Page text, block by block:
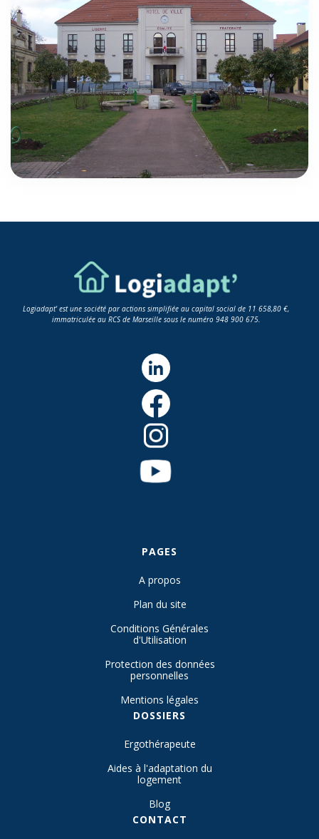
Logiadapt' est une société par actions simplifiée au capital social de 11 658,80 €,
immatriculée au RCS de Marseille sous le numéro 948 900 675.
PAGES
A propos
Plan du site
Conditions Générales
d'Utilisation
Protection des données
personnelles
Mentions légales
DOSSIERS
Ergothérapeute
Aides à l'adaptation du
logement
Blog
CONTACT